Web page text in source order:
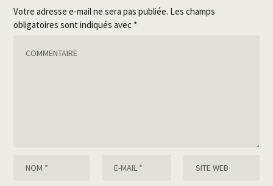
Votre adresse e-mail ne sera pas publiée. Les champs
obligatoires sont indiqués avec *